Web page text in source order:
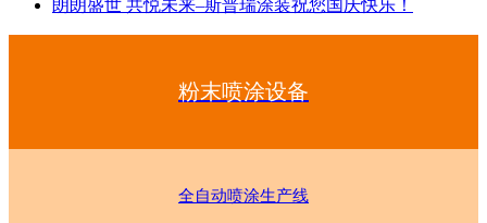
朗朗盛世 共悦未来–斯普瑞涂装祝您国庆快乐！
粉末喷涂设备
全自动喷涂生产线